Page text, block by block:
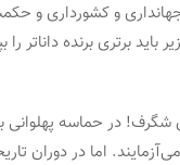
و کشورداری و
برتری برنده داناتر
شگرف! در حماسه
اما در دوران